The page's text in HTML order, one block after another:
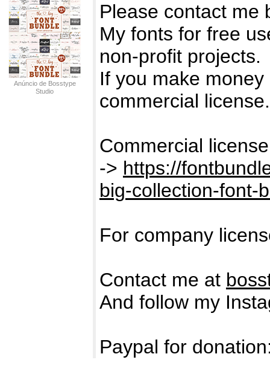
Anúncio de Bosstype
Studio
Please contact me
My fonts for free
non-profit projects.
If you make
commercial license.
Commercial license
-> https://
big-collection-font-
For company
Contact me at
And follow my
Paypal for